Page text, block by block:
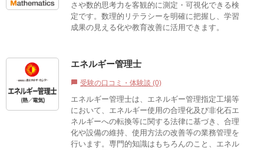
さや数的思考力を客観的に測定・可視化できる検
定です。数理的リテラシーを明確に把握し、学習
成果の見える化や教育改善に活用できます。
エネルギー管理士
chat_bubble 受験の口コミ・体験談 (0)
エネルギー管理士は、エネルギー管理指定工場等
において、エネルギー使用の合理化及び非化石エ
ネルギーへの転換等に関する法律に基づき、合理
化や設備の維持、使用方法の改善等の業務管理を
行います。専門的知識はもちろんのこと、エネル